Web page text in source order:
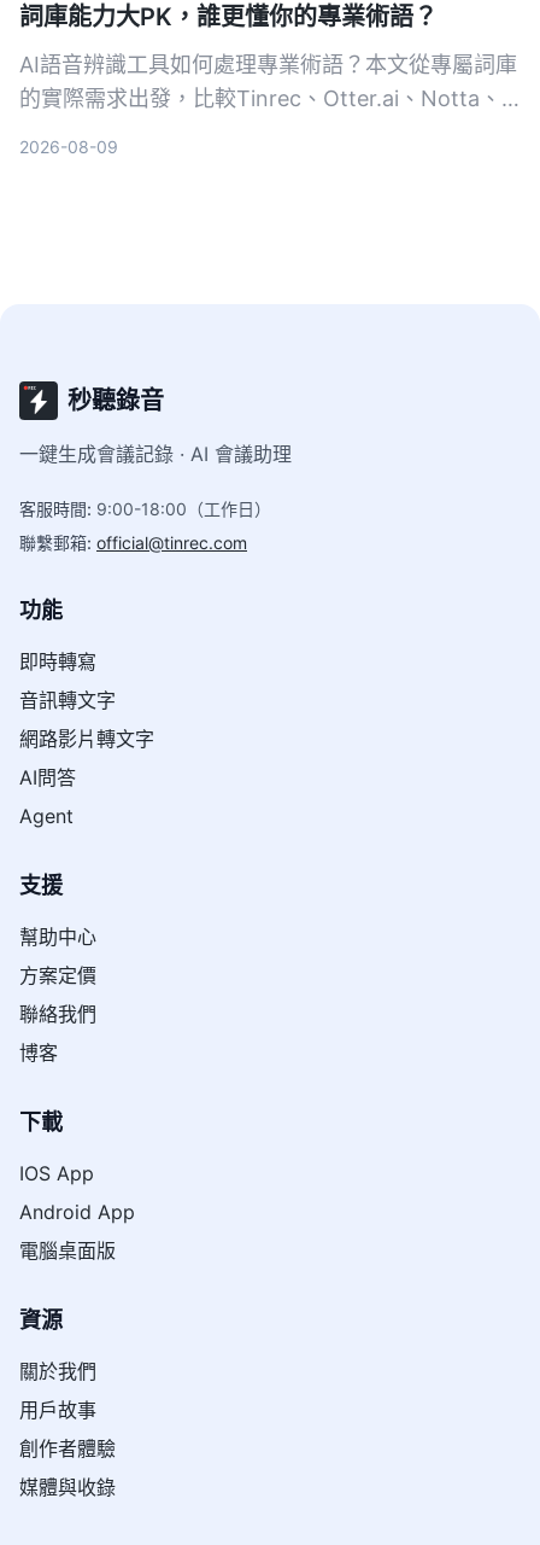
詞庫能力大PK，誰更懂你的專業術語？
AI語音辨識工具如何處理專業術語？本文從專屬詞庫
的實際需求出發，比較Tinrec、Otter.ai、Notta、
2026-08-09
秒聽錄音
一鍵生成會議記錄 · AI 會議助理
客服時間: 9:00-18:00（工作日）
聯繫郵箱: official@tinrec.com
功能
即時轉寫
音訊轉文字
網路影片轉文字
AI問答
Agent
支援
幫助中心
方案定價
聯絡我們
博客
下載
IOS App
Android App
電腦桌面版
資源
關於我們
用戶故事
創作者體驗
媒體與收錄